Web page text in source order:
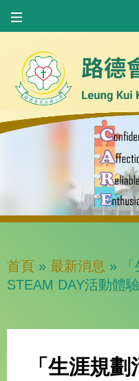
首頁 » 最新消息 »
STEAM DAY活動體驗
「生涯規